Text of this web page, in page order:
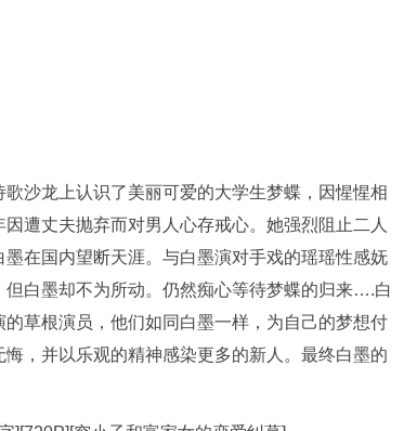
龙上认识了美丽可爱的大学生梦蝶，因惺惺相
遭丈夫抛弃而对男人心存戒心。她强烈阻止二人
在国内望断天涯。与白墨演对手戏的瑶瑶性感妩
白墨却不为所动。仍然痴心等待梦蝶的归来….白
草根演员，他们如同白墨一样，为自己的梦想付
，并以乐观的精神感染更多的新人。最终白墨的